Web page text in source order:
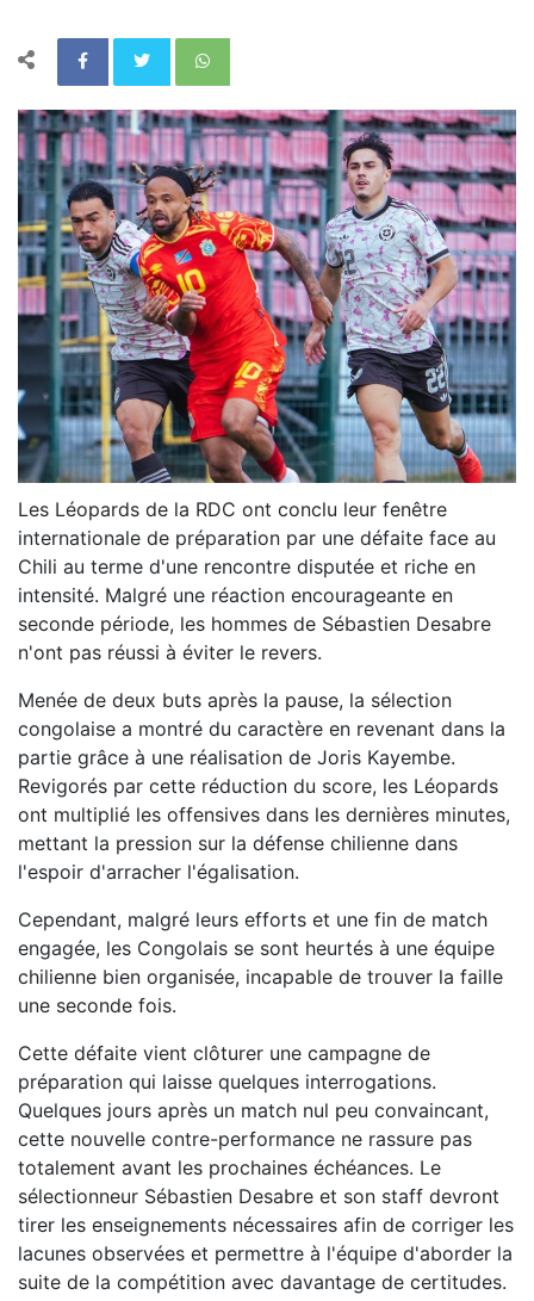
Les Léopards de la RDC ont conclu leur fenêtre
internationale de préparation par une défaite face au
Chili au terme d'une rencontre disputée et riche en
intensité. Malgré une réaction encourageante en
seconde période, les hommes de Sébastien Desabre
n'ont pas réussi à éviter le revers.
Menée de deux buts après la pause, la sélection
congolaise a montré du caractère en revenant dans la
partie grâce à une réalisation de Joris Kayembe.
Revigorés par cette réduction du score, les Léopards
ont multiplié les offensives dans les dernières minutes,
mettant la pression sur la défense chilienne dans
l'espoir d'arracher l'égalisation.
Cependant, malgré leurs efforts et une fin de match
engagée, les Congolais se sont heurtés à une équipe
chilienne bien organisée, incapable de trouver la faille
une seconde fois.
Cette défaite vient clôturer une campagne de
préparation qui laisse quelques interrogations.
Quelques jours après un match nul peu convaincant,
cette nouvelle contre-performance ne rassure pas
totalement avant les prochaines échéances. Le
sélectionneur Sébastien Desabre et son staff devront
tirer les enseignements nécessaires afin de corriger les
lacunes observées et permettre à l'équipe d'aborder la
suite de la compétition avec davantage de certitudes.